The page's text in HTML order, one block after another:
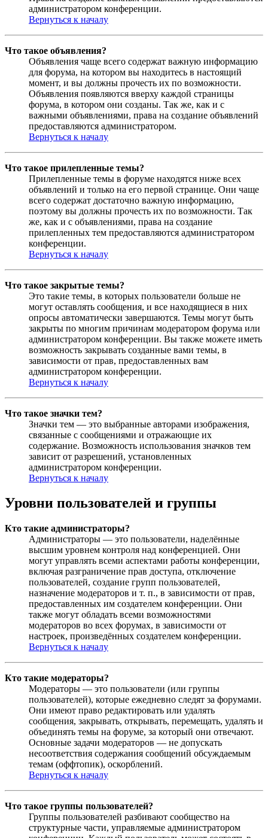
администратором конференции.
Вернуться к началу
Что такое объявления?
Объявления чаще всего содержат важную информацию
для форума, на котором вы находитесь в настоящий
момент, и вы должны прочесть их по возможности.
Объявления появляются вверху каждой страницы
форума, в котором они созданы. Так же, как и с
важными объявлениями, права на создание объявлений
предоставляются администратором.
Вернуться к началу
Что такое прилепленные темы?
Прилепленные темы в форуме находятся ниже всех
объявлений и только на его первой странице. Они чаще
всего содержат достаточно важную информацию,
поэтому вы должны прочесть их по возможности. Так
же, как и с объявлениями, права на создание
прилепленных тем предоставляются администратором
конференции.
Вернуться к началу
Что такое закрытые темы?
Это такие темы, в которых пользователи больше не
могут оставлять сообщения, и все находящиеся в них
опросы автоматически завершаются. Темы могут быть
закрыты по многим причинам модератором форума или
администратором конференции. Вы также можете иметь
возможность закрывать созданные вами темы, в
зависимости от прав, предоставленных вам
администратором конференции.
Вернуться к началу
Что такое значки тем?
Значки тем — это выбранные авторами изображения,
связанные с сообщениями и отражающие их
содержание. Возможность использования значков тем
зависит от разрешений, установленных
администратором конференции.
Вернуться к началу
Уровни пользователей и группы
Кто такие администраторы?
Администраторы — это пользователи, наделённые
высшим уровнем контроля над конференцией. Они
могут управлять всеми аспектами работы конференции,
включая разграничение прав доступа, отключение
пользователей, создание групп пользователей,
назначение модераторов и т. п., в зависимости от прав,
предоставленных им создателем конференции. Они
также могут обладать всеми возможностями
модераторов во всех форумах, в зависимости от
настроек, произведённых создателем конференции.
Вернуться к началу
Кто такие модераторы?
Модераторы — это пользователи (или группы
пользователей), которые ежедневно следят за форумами.
Они имеют право редактировать или удалять
сообщения, закрывать, открывать, перемещать, удалять и
объединять темы на форуме, за который они отвечают.
Основные задачи модераторов — не допускать
несоответствия содержания сообщений обсуждаемым
темам (оффтопик), оскорблений.
Вернуться к началу
Что такое группы пользователей?
Группы пользователей разбивают сообщество на
структурные части, управляемые администратором